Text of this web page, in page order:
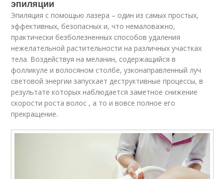
эпиляции
Эпиляция с помощью лазера – один из самых простых,
эффективных, безопасных и, что немаловажно,
практически безболезненных способов удаления
нежелательной растительности на различных участках
тела. Воздействуя на меланин, содержащийся в
фолликуле и волосяном столбе, узконаправленный луч
световой энергии запускает деструктивные процессы, в
результате которых наблюдается заметное снижение
скорости роста волос , а то и вовсе полное его
прекращение.